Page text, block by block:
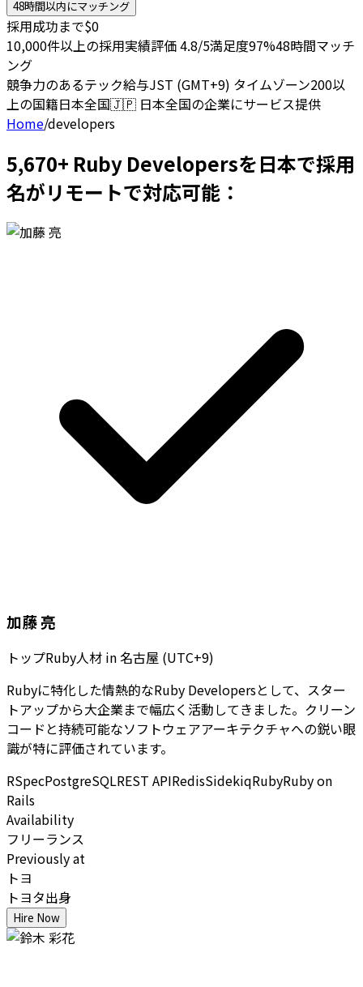
48時間以内にマッチング
採用成功まで$0
10,000件以上の採用実績評価 4.8/5満足度97%48時間マッチ
ング
競争力のあるテック給与JST (GMT+9) タイムゾーン200以
上の国籍日本全国🇯🇵 日本全国の企業にサービス提供
Home/developers
5,670+ Ruby Developersを日本で採用
名がリモートで対応可能：
加藤 亮
トップRuby人材 in 名古屋 (UTC+9)
Rubyに特化した情熱的なRuby Developersとして、スター
トアップから大企業まで幅広く活動してきました。クリーン
コードと持続可能なソフトウェアアーキテクチャへの鋭い眼
識が特に評価されています。
RSpecPostgreSQLREST APIRedisSidekiqRubyRuby on
Rails
Availability
フリーランス
Previously at
トヨ
トヨタ出身
Hire Now